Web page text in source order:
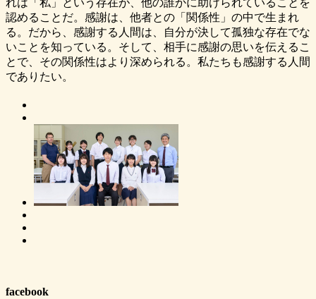
れは「私」という存在が、他の誰かに助けられていることを
認めることだ。感謝は、他者との「関係性」の中で生まれ
る。だから、感謝する人間は、自分が決して孤独な存在でな
いことを知っている。そして、相手に感謝の思いを伝えるこ
とで、その関係性はより深められる。私たちも感謝する人間
でありたい。
facebook